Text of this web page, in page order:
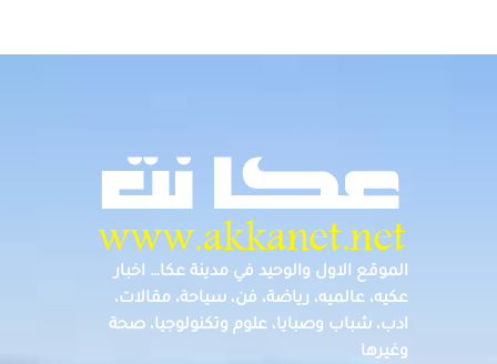
الموقع الاول والوحيد في مدينة عكا… اخبار
عكيه، عالميه، رياضة، فن، سياحة، مقالات،
ادب، شباب وصبايا، علوم وتكنولوجيا، صحة
وغيرها